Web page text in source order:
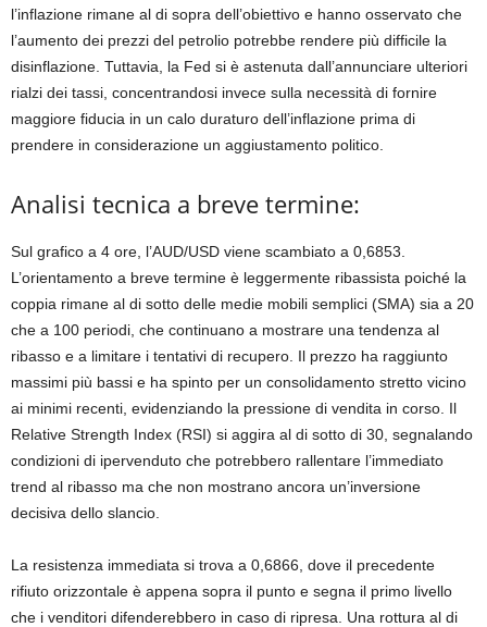
l’inflazione rimane al di sopra dell’obiettivo e hanno osservato che
l’aumento dei prezzi del petrolio potrebbe rendere più difficile la
disinflazione. Tuttavia, la Fed si è astenuta dall’annunciare ulteriori
rialzi dei tassi, concentrandosi invece sulla necessità di fornire
maggiore fiducia in un calo duraturo dell’inflazione prima di
prendere in considerazione un aggiustamento politico.
Analisi tecnica a breve termine:
Sul grafico a 4 ore, l’AUD/USD viene scambiato a 0,6853.
L’orientamento a breve termine è leggermente ribassista poiché la
coppia rimane al di sotto delle medie mobili semplici (SMA) sia a 20
che a 100 periodi, che continuano a mostrare una tendenza al
ribasso e a limitare i tentativi di recupero. Il prezzo ha raggiunto
massimi più bassi e ha spinto per un consolidamento stretto vicino
ai minimi recenti, evidenziando la pressione di vendita in corso. Il
Relative Strength Index (RSI) si aggira al di sotto di 30, segnalando
condizioni di ipervenduto che potrebbero rallentare l’immediato
trend al ribasso ma che non mostrano ancora un’inversione
decisiva dello slancio.
La resistenza immediata si trova a 0,6866, dove il precedente
rifiuto orizzontale è appena sopra il punto e segna il primo livello
che i venditori difenderebbero in caso di ripresa. Una rottura al di